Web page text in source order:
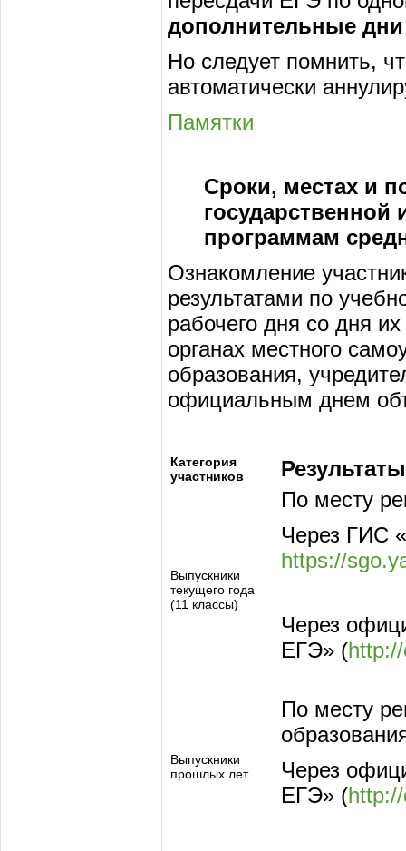
дополнительные
Но следует помнить,
автоматически
Памятки
Сроки, местах и
государственной
программам
Ознакомление
результатами по
рабочего дня со дня
органах местного
образования,
официальным днем
Категория
участников
Выпускники
текущего года
(11 классы)
По месту
Через ГИС
https://
Через
ЕГЭ» (
Выпускники
прошлых лет
По месту
Через
ЕГЭ» (